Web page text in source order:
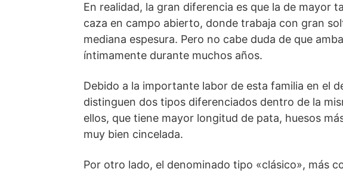
En realidad, la gran diferencia es que la de mayor
caza en campo abierto, donde trabaja con gran
mediana espesura. Pero no cabe duda de que
íntimamente durante muchos años.
Debido a la importante labor de esta familia en el
distinguen dos tipos diferenciados dentro de la
ellos, que tiene mayor longitud de pata, huesos
muy bien cincelada.
Por otro lado, el denominado tipo «clásico», más